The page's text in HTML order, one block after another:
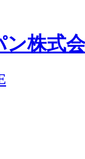
株式